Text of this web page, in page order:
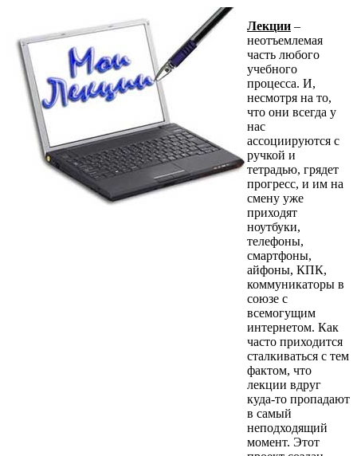
Лекции –
неотъемлемая
часть любого
учебного
процесса. И,
несмотря на то,
что они всегда у
нас
ассоциируются с
ручкой и
тетрадью, грядет
прогресс, и им на
смену уже
приходят
ноутбуки,
телефоны,
смартфоны,
айфоны, КПК,
коммуникаторы в
союзе с
всемогущим
интернетом. Как
часто приходится
сталкиваться с тем
фактом, что
лекции вдруг
куда-то пропадают
в самый
неподходящий
момент. Этот